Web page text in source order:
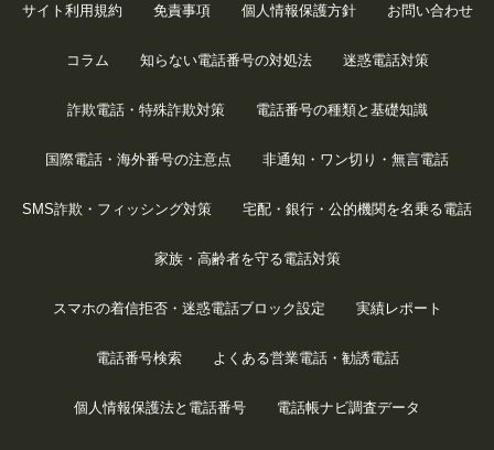
サイト利用規約 免責事項 個人情報保護方針 お問い合わせ
コラム 知らない電話番号の対処法 迷惑電話対策
詐欺電話・特殊詐欺対策 電話番号の種類と基礎知識
国際電話・海外番号の注意点 非通知・ワン切り・無言電話
SMS詐欺・フィッシング対策 宅配・銀行・公的機関を名乗る電話
家族・高齢者を守る電話対策
スマホの着信拒否・迷惑電話ブロック設定 実績レポート
電話番号検索 よくある営業電話・勧誘電話
個人情報保護法と電話番号 電話帳ナビ調査データ